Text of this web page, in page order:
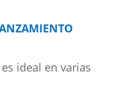
ideal en varias